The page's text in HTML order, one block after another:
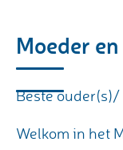
Moeder
Beste ouder(s)/
Welkom in het